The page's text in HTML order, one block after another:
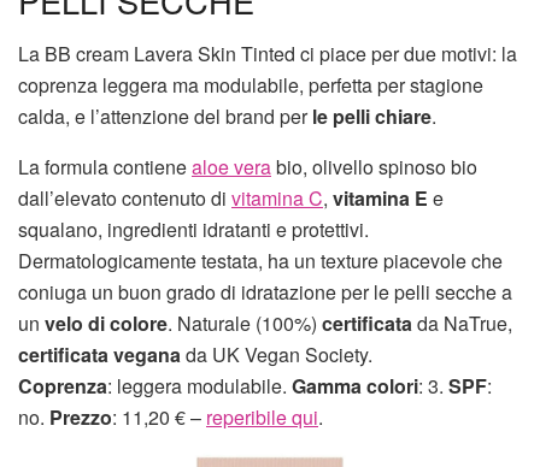
La BB cream Lavera Skin Tinted ci piace per due motivi: la
coprenza leggera ma modulabile, perfetta per stagione
calda, e l’attenzione del brand perle pelli chiare.
La formula contienealoe verabio, olivello spinoso bio
dall’elevato contenuto di vitamina C, vitamina E e
squalano, ingredienti idratanti e protettivi.
Dermatologicamente testata, ha un texture piacevole che
coniuga un buon grado di idratazione per le pelli secche a
un velo di colore. Naturale (100%) certificatada NaTrue,
certificata veganada UK Vegan Society.
Coprenza: leggera modulabile. Gamma colori: 3. SPF:
no. Prezzo: 11,20 € – reperibile qui.